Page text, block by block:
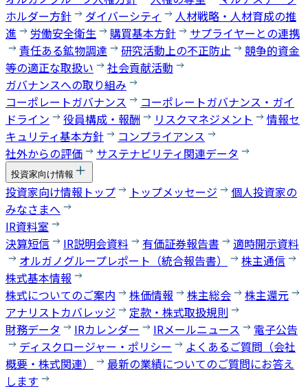
ホルダー方針
ダイバーシティ
人材戦略・人材育成の推
進
労働安全衛生 購買基本方針
サプライヤーとの連携
責任ある鉱物調達
研究活動上の不正防止
競争的資金
等の適正な取扱い
社会貢献活動
ガバナンスへの取り組み
コーポレートガバナンス
コーポレートガバナンス・ガイ
ドライン
役員構成・報酬 リスクマネジメント
情報セ
キュリティ基本方針
コンプライアンス
社外からの評価
サステナビリティ関連データ
投資家向け情報
投資家向け情報トップ トップメッセージ
個人投資家の
みなさまへ
IR資料室
決算短信
IR説明会資料 有価証券報告書
適時開示資料
オルガノグループレポート（統合報告書）
株主通信
株式基本情報
株式についてのご案内
株価情報 株主総会
株主還元
アナリストカバレッジ
定款・株式取扱規則
財務データ
IRカレンダー IRメールニュース
電子公告
ディスクロージャー・ポリシー
よくあるご質問（会社
概要・株式関連）
最新の業績についてのご質問にお答え
します